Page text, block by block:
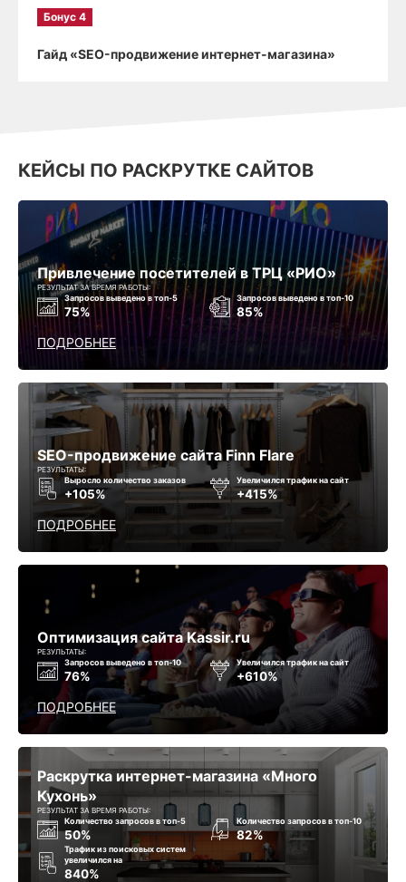
Бонус 4
Гайд «SEO-продвижение интернет-магазина»
КЕЙСЫ ПО РАСКРУТКЕ САЙТОВ
SEO-продвижение сайта Finn Flare
РЕЗУЛЬТАТЫ:
Выросло количество заказов
+105%
Увеличился трафик на сайт
+415%
ПОДРОБНЕЕ
Привлечение посетителей в ТРЦ «РИО»
РЕЗУЛЬТАТ ЗА ВРЕМЯ РАБОТЫ:
Запросов выведено в топ-5
75%
Запросов выведено в топ-10
85%
ПОДРОБНЕЕ
Оптимизация сайта Kassir.ru
РЕЗУЛЬТАТЫ:
Запросов выведено в топ-10
76%
Увеличился трафик на сайт
+610%
ПОДРОБНЕЕ
Раскрутка интернет-магазина «Много
Кухонь»
РЕЗУЛЬТАТ ЗА ВРЕМЯ РАБОТЫ:
Количество запросов в топ-5
50%
Количество запросов в топ-10
82%
Трафик из поисковых систем
увеличился на
840%